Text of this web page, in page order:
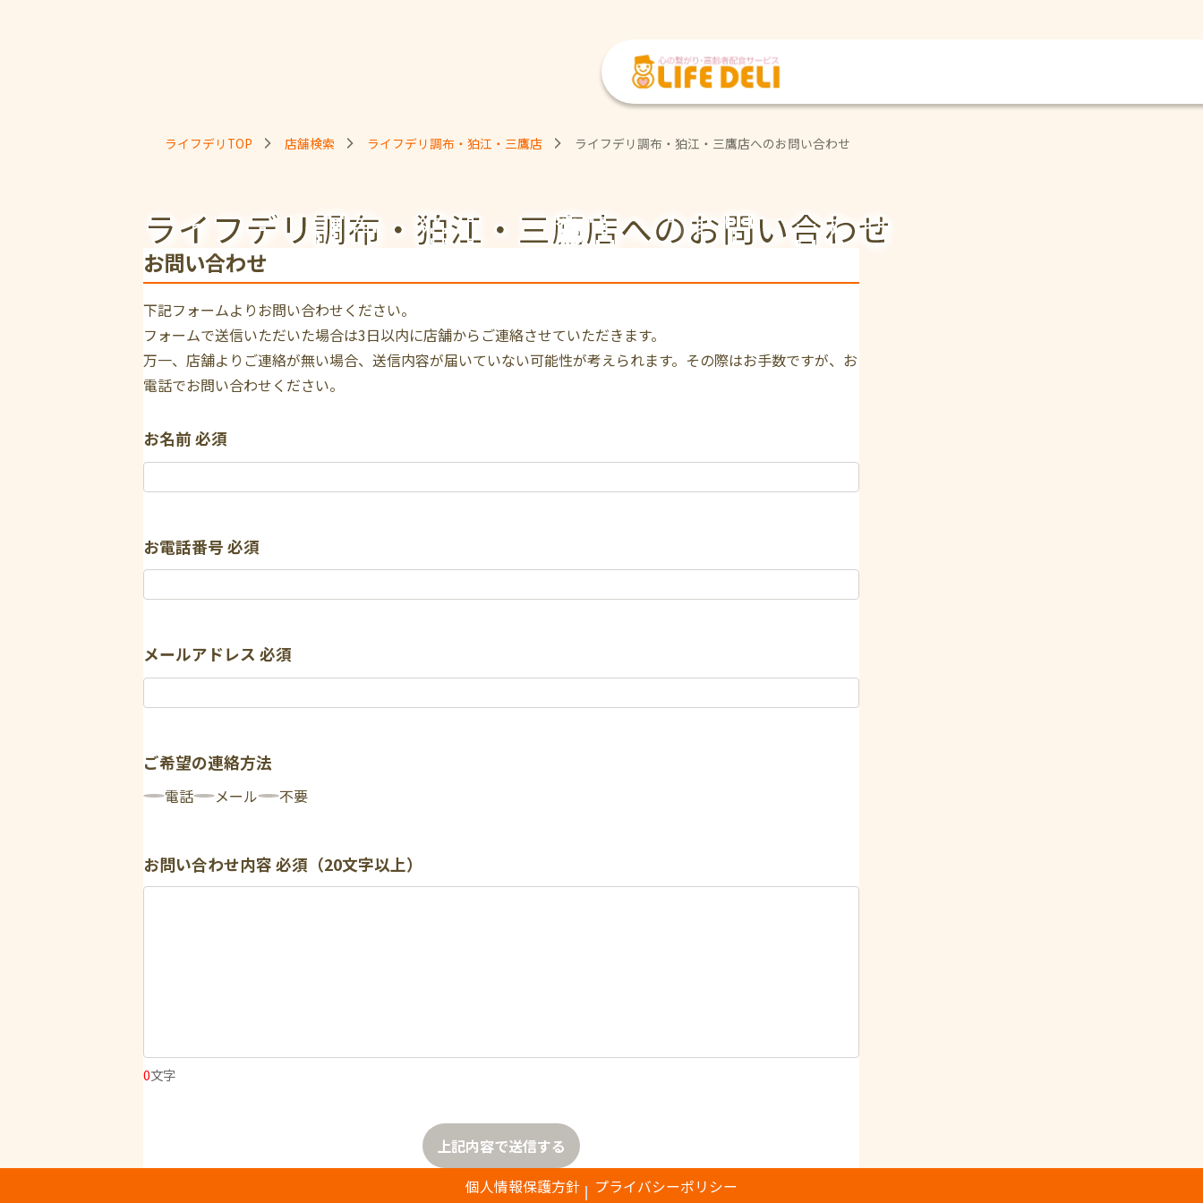
ライフデリTOP 店舗検索 ライフデリ調布・狛江・三鷹店 ライフデリ調布・狛江・三鷹店へのお問い合わせ
ライフデリ調布・狛江・三鷹店へのお問い合わせ
お問い合わせ
下記フォームよりお問い合わせください。
フォームで送信いただいた場合は3日以内に店舗からご連絡させていただきます。
万一、店舗よりご連絡が無い場合、送信内容が届いていない可能性が考えられます。その際はお手数ですが、お
電話でお問い合わせください。
お名前必須
お電話番号必須
メールアドレス 必須
ご希望の連絡方法
電話 メール 不要
お問い合わせ内容必須（20文字以上）
0文字
上記内容で送信する
個人情報保護方針 プライバシーポリシー